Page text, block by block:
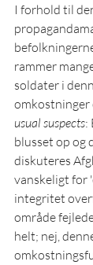
I forhold til
rammer
soldater i
omkostninger
usual suspects:
blusset op og
diskuteres
vanskeligt for
integritet
område
helt; nej,